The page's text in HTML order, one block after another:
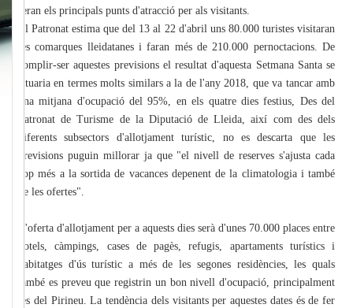
seran els principals punts d'atracció per als visitants.
El Patronat estima que del 13 al 22 d'abril uns 80.000 turistes visitaran
les comarques lleidatanes i faran més de 210.000 pernoctacions. De
complir-ser aquestes previsions el resultat d'aquesta Setmana Santa se
situaria en termes molts similars a la de l'any 2018, que va tancar amb
una mitjana d'ocupació del 95%, en els quatre dies festius, Des del
Patronat de Turisme de la Diputació de Lleida, així com des dels
diferents subsectors d'allotjament turístic, no es descarta que les
previsions puguin millorar ja que "el nivell de reserves s'ajusta cada
cop més a la sortida de vacances depenent de la climatologia i també
de les ofertes".
L'oferta d'allotjament per a aquests dies serà d'unes 70.000 places entre
hotels, càmpings, cases de pagès, refugis, apartaments turístics i
habitatges d'ús turístic a més de les segones residències, les quals
també es preveu que registrin un bon nivell d'ocupació, principalment
les del Pirineu. La tendència dels visitants per aquestes dates és de fer